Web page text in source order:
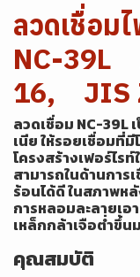
ลวดเชื่อม
NC-39L
16, JIS
ลวดเชื่อม NC-39L
เนีย ให้รอยเชื่อมที่
โครงสร้างเฟอร์ไร
สามารถในด้านการ
ร้อนได้ดี ในสภาพห
การหลอมละลายเ
เหล็กกล้าเจือต่ำขึ้น
คุณสมบัติ